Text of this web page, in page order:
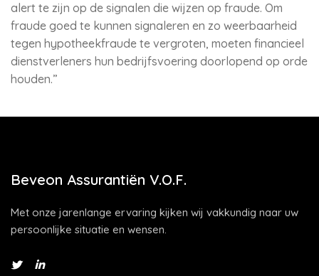
alert te zijn op de signalen die wijzen op fraude. Om
fraude goed te kunnen signaleren en zo weerbaarheid
tegen hypotheekfraude te vergroten, moeten financieel
dienstverleners hun bedrijfsvoering doorlopend op orde
houden.”
Beveon Assurantiën V.O.F.
Met onze jarenlange ervaring kijken wij vakkundig naar uw
persoonlijke situatie en wensen.